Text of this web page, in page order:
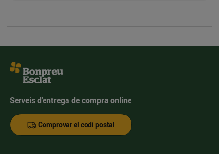
Serveis d'entrega de compra online
Comprovar el codi postal